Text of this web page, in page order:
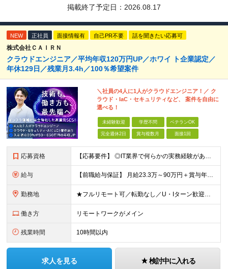
掲載終了予定日： 2026.08.17
NEW 正社員 面接情報有 自己PR不要 話を聞きたい応募可
株式会社ＣＡＩＲＮ
クラウドエンジニア／平均年収120万円UP／ホワイ ト企業認定／
年休129日／残業月3.4h／100％希望案件
＼社員の4人に1人がクラウドエンジニア！／ ク
ラウド・IaC・セキュリティなど、 案件を自由に
選べる！
未経験歓迎 学歴不問 ベテランOK
完全週休2日 賞与複数月 面接1回
応募資格 【応募要件】 ◎IT業界で何らかの実務経験がある方 └2～3ヶ月の実務経験のある方は歓迎します！ 例）PCキッティングやモバイル通信基地局の業務経験者など インフラエンジニアとして経験のある方は、
給与 【前職給与保証】 月給23.3万～90万円＋賞与年2回＋インセンティブ ★年収1000万円以上の実績あり！ ※上記月給には月20～30時間分（2万9,300円～21万7,900円）の固定残業代を含み
勤務地 ★フルリモート可／転勤なし／U・Iターン歓迎★ ◎勤務地は相談の上、ご自宅近くに調整します！ 【勤務地】 本社、または東京／埼玉／千葉／神奈川／愛知／仙台のクライアント先 ◎完全在宅（フルリモート）
働き方 リモートワークがメイン
残業時間 10時間以内
求人を見る 検討中に入れる